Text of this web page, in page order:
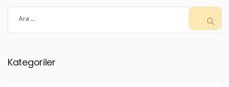
Kategoriler